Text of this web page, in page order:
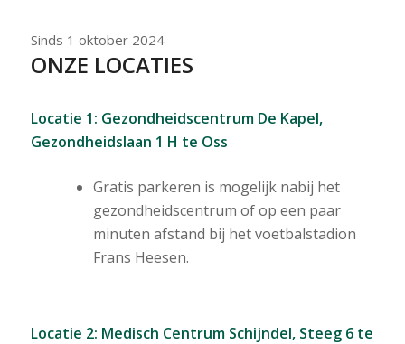
Sinds 1 oktober 2024
ONZE LOCATIES
Locatie 1: Gezondheidscentrum De Kapel,
Gezondheidslaan 1 H te Oss
Gratis parkeren is mogelijk nabij het
gezondheidscentrum of op een paar
minuten afstand bij het voetbalstadion
Frans Heesen.
Locatie 2: Medisch Centrum Schijndel, Steeg 6 te